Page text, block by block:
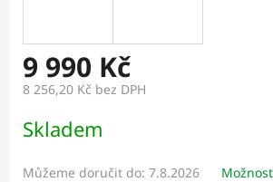
9 990 Kč
8 256,20 Kč bez DPH
cena:
Skladem
Můžeme doručit do: 7.8.2026